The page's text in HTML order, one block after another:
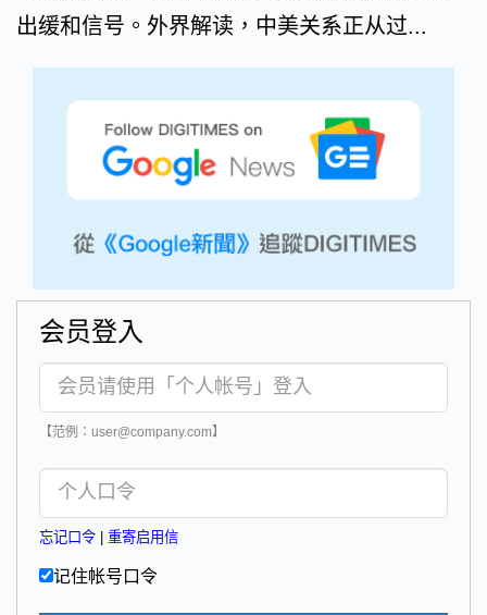
出缓和信号。外界解读，中美关系正从过...
会员登入
【范例：user@company.com】
忘记口令 重寄启用信
记住帐号口令